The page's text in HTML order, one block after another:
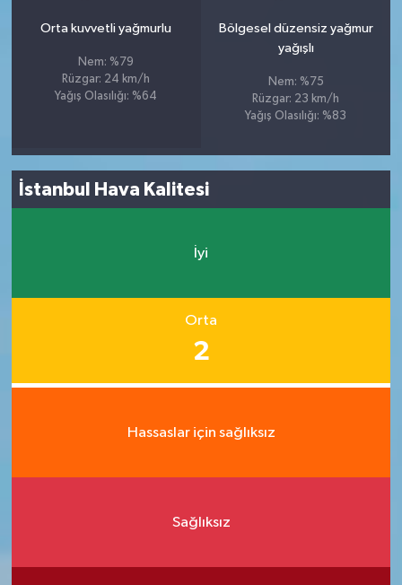
Orta kuvvetli yağmurlu
Nem: %79
Rüzgar: 24 km/h
Yağış Olasılığı: %64
Bölgesel düzensiz yağmur
yağışlı
Nem: %75
Rüzgar: 23 km/h
Yağış Olasılığı: %83
İstanbul Hava Kalitesi
İyi
Orta
2
Hassaslar için sağlıksız
Sağlıksız